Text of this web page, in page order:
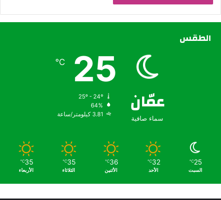
الطقس
عمّان
سماء صافية
25
℃
64%
3.81 كيلومتر/ساعة
25
℃
السبت
32
℃
الأحد
36
℃
الأثنين
35
℃
الثلاثاء
35
℃
الأربعاء